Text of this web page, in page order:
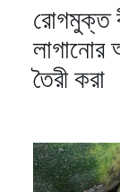
রোগমুক্ত
লাগানোর
তৈরী করা